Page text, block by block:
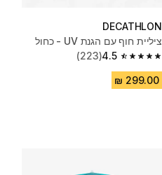
DECATHLON
ציליית חוף עם הגנת UV - כחול
4.5
4.5 out of 5 stars from 223 reviews
(223)